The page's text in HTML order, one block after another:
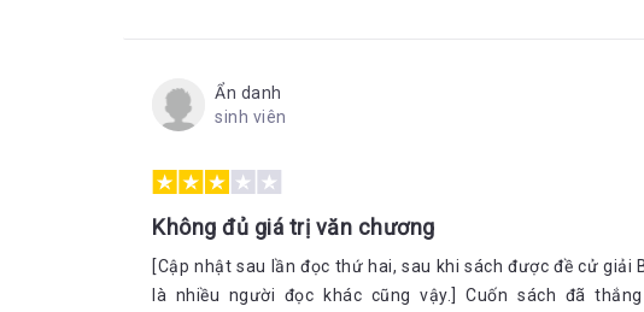
Ẩn danh
sinh viên
Không đủ giá trị văn chương
[Cập nhật sau lần đọc thứ hai, sau khi sách được đề cử giải
là nhiều người đọc khác cũng vậy.] Cuốn sách đã